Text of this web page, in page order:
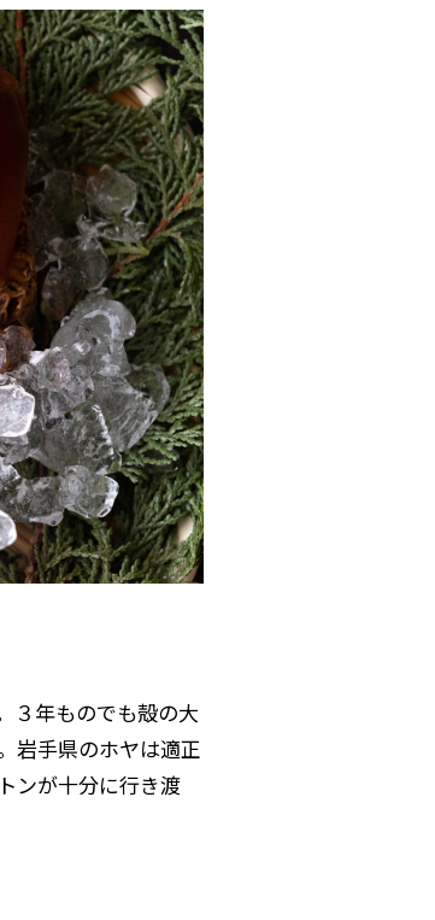
３年ものでも殻の大
岩手県のホヤは適正
ンが十分に行き渡